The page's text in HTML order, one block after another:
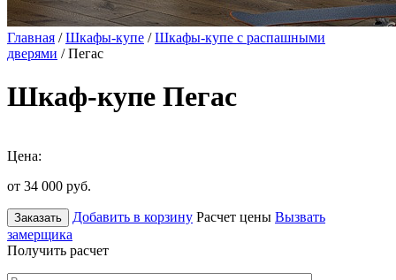
Главная /Шкафы-купе /Шкафы-купе с распашными
дверями / Пегас
Шкаф-купе Пегас
Цена:
от 34 000 руб.
Заказать Добавить в корзину Расчет цены Вызвать
замерщика
Получить расчет